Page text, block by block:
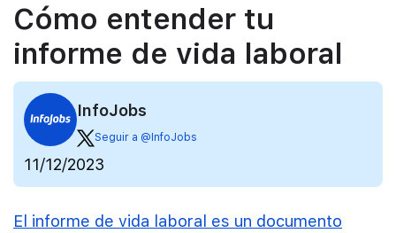
Cómo entender tu
informe de vida laboral
InfoJobs
Seguir a @InfoJobs
11/12/2023
El informe de vida laboral es un documento